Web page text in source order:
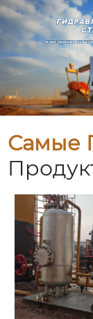
Самые